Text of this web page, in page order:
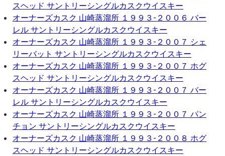
スヘッド サントリーシングルカスクウイスキー
オーナーズカスク 山崎蒸溜所 １９９３-２００６ バー
レル サントリーシングルカスクウイスキー
オーナーズカスク 山崎蒸溜所 １９９３-２００７ シェ
リーバット サントリーシングルカスクウイスキー
オーナーズカスク 山崎蒸溜所 １９９３-２００７ ホグ
スヘッド サントリーシングルカスクウイスキー
オーナーズカスク 山崎蒸溜所 １９９３-２００７ バー
レル サントリーシングルカスクウイスキー
オーナーズカスク 山崎蒸溜所 １９９３-２００７ パン
チョン サントリーシングルカスクウイスキー
オーナーズカスク 山崎蒸溜所 １９９３-２００８ ホグ
スヘッド サントリーシングルカスクウイスキー